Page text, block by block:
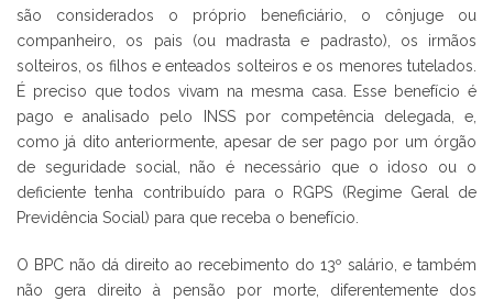
são considerados o próprio beneficiário, o cônjuge ou
companheiro, os pais (ou madrasta e padrasto), os irmãos
solteiros, os filhos e enteados solteiros e os menores tutelados.
É preciso que todos vivam na mesma casa. Esse benefício é
pago e analisado pelo INSS por competência delegada, e,
como já dito anteriormente, apesar de ser pago por um órgão
de seguridade social, não é necessário que o idoso ou o
deficiente tenha contribuído para o RGPS (Regime Geral de
Previdência Social) para que receba o benefício.
O BPC não dá direito ao recebimento do 13º salário, e também
não gera direito à pensão por morte, diferentemente dos